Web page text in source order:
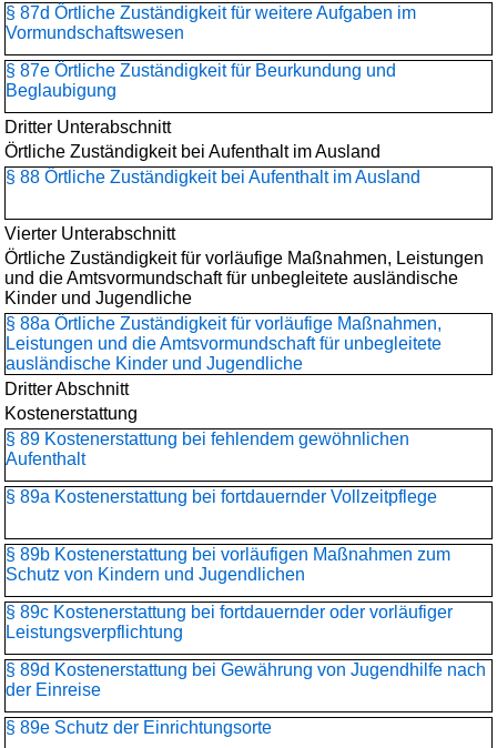
§ 87d Örtliche Zuständigkeit für weitere Aufgaben im
Vormundschaftswesen
§ 87e Örtliche Zuständigkeit für Beurkundung und
Beglaubigung
Dritter Unterabschnitt
Örtliche Zuständigkeit bei Aufenthalt im Ausland
§ 88 Örtliche Zuständigkeit bei Aufenthalt im Ausland
Vierter Unterabschnitt
Örtliche Zuständigkeit für vorläufige Maßnahmen, Leistungen
und die Amtsvormundschaft für unbegleitete ausländische
Kinder und Jugendliche
§ 88a Örtliche Zuständigkeit für vorläufige Maßnahmen,
Leistungen und die Amtsvormundschaft für unbegleitete
ausländische Kinder und Jugendliche
Dritter Abschnitt
Kostenerstattung
§ 89 Kostenerstattung bei fehlendem gewöhnlichen
Aufenthalt
§ 89a Kostenerstattung bei fortdauernder Vollzeitpflege
§ 89b Kostenerstattung bei vorläufigen Maßnahmen zum
Schutz von Kindern und Jugendlichen
§ 89c Kostenerstattung bei fortdauernder oder vorläufiger
Leistungsverpflichtung
§ 89d Kostenerstattung bei Gewährung von Jugendhilfe nach
der Einreise
§ 89e Schutz der Einrichtungsorte